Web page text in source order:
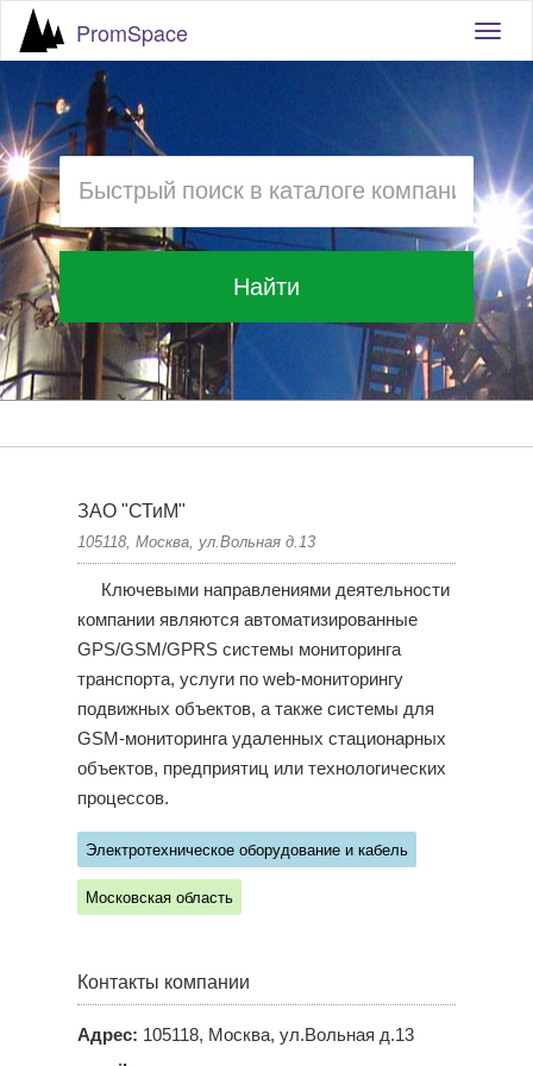
PromSpace
Найти
ЗАО "СТиМ"
105118, Москва, ул.Вольная д.13
Ключевыми направлениями деятельности
компании являются автоматизированные
GPS/GSM/GPRS системы мониторинга
транспорта, услуги по web-мониторингу
подвижных объектов, а также системы для
GSM-мониторинга удаленных стационарных
объектов, предприятиц или технологических
процессов.
Электротехническое оборудование и кабель
Московская область
Контакты компании
Адрес: 105118, Москва, ул.Вольная д.13